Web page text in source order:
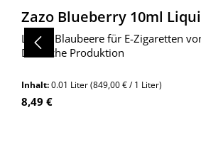
Zazo Blueberry 10ml
Liquid Blaubeere für E-Zigaretten
Deutsche Produktion
Inhalt:0.01 Liter(849,00 € / 1 Liter)
Regulärer Preis:
8,49 €